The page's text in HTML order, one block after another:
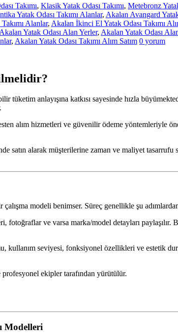
Takımı, Klasik Yatak Odası Takımı, Metebronz
Yatak Odası Takımı Alanlar, Akalan Avangard
Alanlar, Akalan İkinci El Yatak Odası Takımı
Akalan Yatak Odası Alan Yerler, Akalan Yatak Odası
, Akalan Yatak Odası Takımı Alım Satım 0 yorum
tüketim anlayışına katkısı sayesinde hızla
alım hizmetleri ve güvenilir ödeme yöntemleriyle
satın alarak müşterilerine zaman ve maliyet
çalışma modeli benimser. Süreç genellikle şu
ve varsa marka/model detayları
seviyesi, fonksiyonel özellikleri ve estetik
profesyonel ekipler tarafından yürütülür.
Modelleri